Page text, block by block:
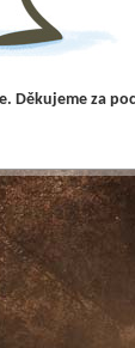
Děkujeme za